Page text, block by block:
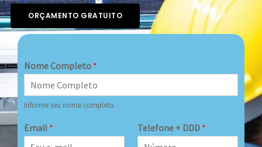
ORÇAMENTO GRATUITO
Nome Completo *
Informe seu nome completo.
Email * Telefone + DDD *